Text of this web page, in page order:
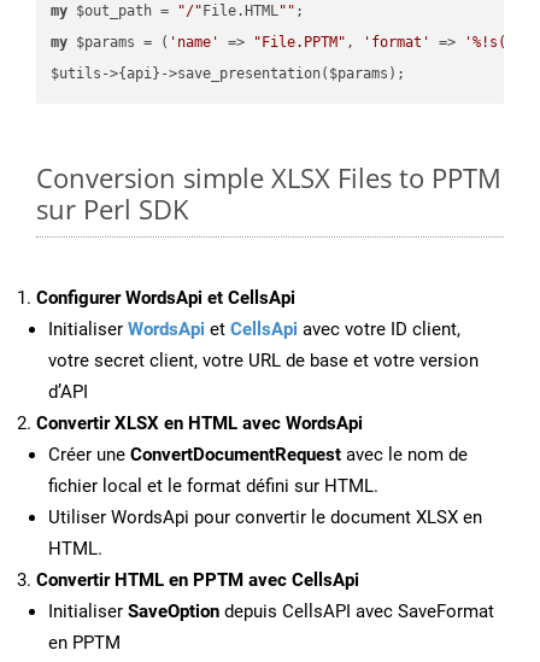
my $out_path = "/" File.HTML""
my $params = ( 'name' => "File.PPTM" , 'format' =>
Conversion simple XLSX Files to PPTM
sur Perl SDK
Configurer WordsApi et CellsApi
Initialiser WordsApi et CellsApi avec votre ID client,
votre secret client, votre URL de base et votre version
d’API
Convertir XLSX en HTML avec WordsApi
Créer une ConvertDocumentRequest avec le nom de
fichier local et le format défini sur HTML.
Utiliser WordsApi pour convertir le document XLSX en
HTML.
Convertir HTML en PPTM avec CellsApi
Initialiser SaveOption depuis CellsAPI avec SaveFormat
en PPTM